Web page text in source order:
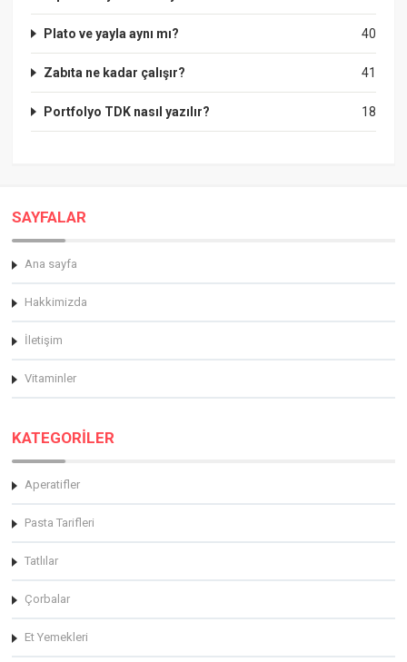
40
Plato ve yayla aynı mı?
41
Zabıta ne kadar çalışır?
18
Portfolyo TDK nasıl yazılır?
SAYFALAR
Ana sayfa
Hakkimizda
İletişim
Vitaminler
KATEGORİLER
Aperatifler
Pasta Tarifleri
Tatlılar
Çorbalar
Et Yemekleri